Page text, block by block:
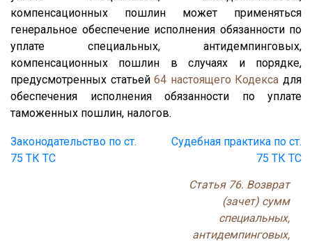
компенсационных пошлин может применяться
генеральное обеспечение исполнения обязанности по
уплате специальных, антидемпинговых,
компенсационных пошлин в случаях и порядке,
предусмотренных статьей64 настоящего Кодекса для
обеспечения исполнения обязанности по уплате
таможенных пошлин, налогов.
Законодательство по ст.
75 ТК ТС
Судебная практика по ст.
75 ТК ТС
Статья 76. Возврат
(зачет) сумм
специальных,
антидемпинговых,